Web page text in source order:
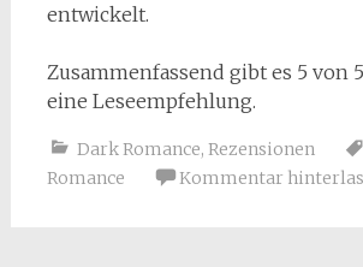
entwickelt.
Zusammenfassend gibt es 5 von
eine Leseempfehlung.
Dark Romance, Rezensionen
Romance
Kommentar